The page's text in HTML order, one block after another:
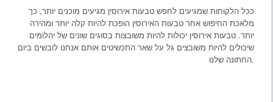
ככל הלקוחות שמגיעים לחפש טבעות אירוסין מגיעים מוכנים יותר, כך
מלאכת החיפוש אחר טבעות האירוסין הופכת להיות קלה יותר ומהירה
יותר. טבעות אירוסין יכולות להיות משובצות בסוגים שונים של יהלומים
שיכולים להיות משובצים גל על שאר התכשיטים אותם אנחנו לובשים ביום
החתונה שלנו.